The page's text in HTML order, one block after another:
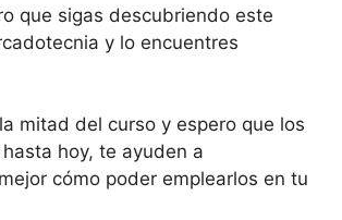
que sigas descubriendo este
y lo encuentres
mitad del curso y espero que los
hoy, te ayuden a
cómo poder emplearlos en tu